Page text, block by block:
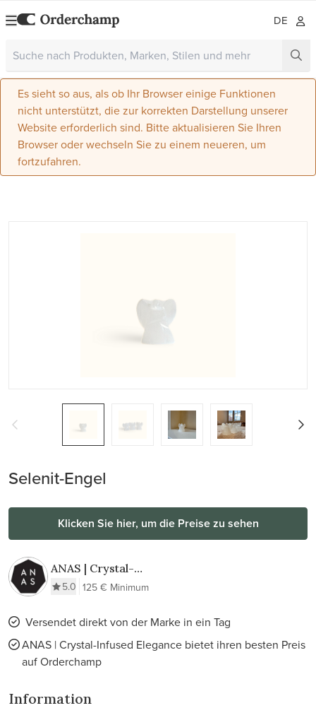
DE
Es sieht so aus, als ob Ihr Browser einige Funktionen
nicht unterstützt, die zur korrekten Darstellung unserer
Website erforderlich sind. Bitte aktualisieren Sie Ihren
Browser oder wechseln Sie zu einem neueren, um
fortzufahren.
Selenit-Engel
Klicken Sie hier, um die Preise zu sehen
ANAS | Crystal-
Infused Elegance
5.0 125 € Minimum
Versendet direkt von der Marke in ein Tag
ANAS | Crystal-Infused Elegance bietet ihren besten Preis
auf Orderchamp
Information